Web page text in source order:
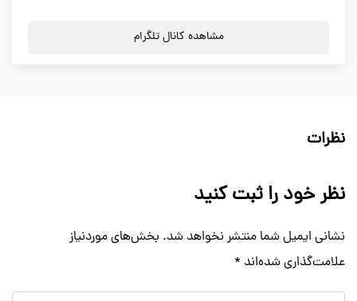
مشاهده کانال تلگرام
نظرات
نظر خود را ثبت کنید
نشانی ایمیل شما منتشر نخواهد شد. بخش‌های موردنیاز
علامت‌گذاری شده‌اند *